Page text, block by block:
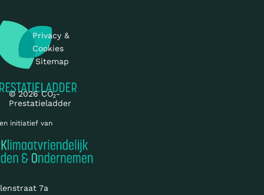
initiatief van
7a
© 2026 CO₂-
Prestatieladder
Privacy &
Cookies
Sitemap